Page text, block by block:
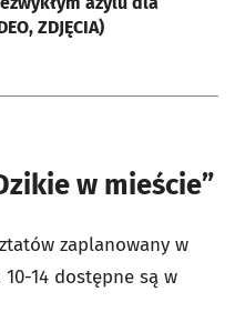
ZDJĘCIA)
w mieście”
zaplanowany w
14 dostępne są w